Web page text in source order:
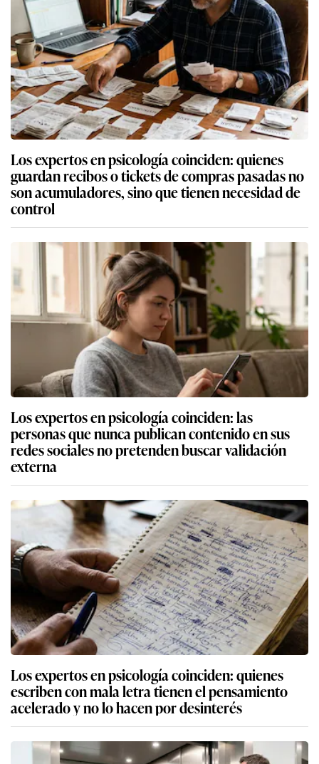
Los expertos en psicología coinciden: quienes
guardan recibos o tickets de compras pasadas no
son acumuladores, sino que tienen necesidad de
control
Los expertos en psicología coinciden: las
personas que nunca publican contenido en sus
redes sociales no pretenden buscar validación
externa
Los expertos en psicología coinciden: quienes
escriben con mala letra tienen el pensamiento
acelerado y no lo hacen por desinterés